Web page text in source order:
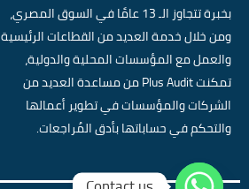
بخبرة تتجاوز الـ 13 عامًا في السوق المصري،
ومن خلال خدمة العديد من القطاعات الرئيسية
والعمل مع المؤسسات المحلية والدولية،
تمكنت Plus Audit من مساعدة العديد من
الشركات والمؤسسات في تطوير أعمالها
والتحكم في حساباتها بأدق المُراجعات.